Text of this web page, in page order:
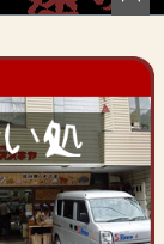
ジト
へ